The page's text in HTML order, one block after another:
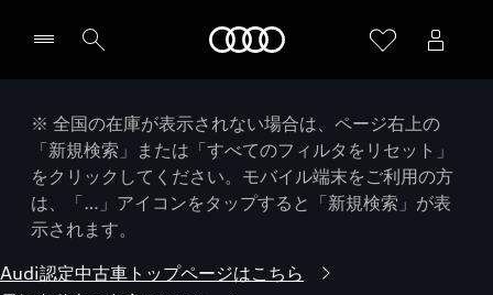
※ 全国の在庫が表示されない場合は、ページ右上の
「新規検索」または「すべてのフィルタをリセット」
をクリックしてください。モバイル端末をご利用の方
は、「…」アイコンをタップすると「新規検索」が表
示されます。
Audi認定中古車トップページはこちら